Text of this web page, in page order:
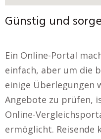
Günstig und
Ein Online-Portal
einfach, aber um die
einige Überlegungen
Angebote zu prüfen,
Online-
ermöglicht. Reisende